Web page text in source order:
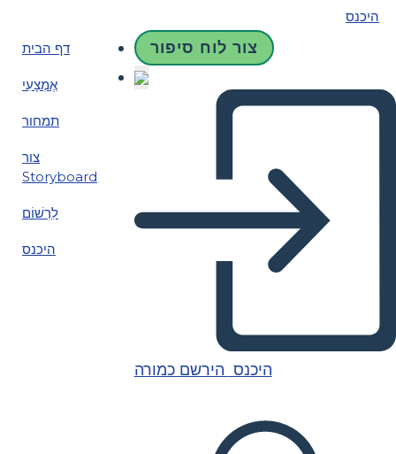
היכנס
דף הבית
אֶמְצָעִי
תמחור
צור
Storyboard
לִרְשׁוֹם
היכנס
צור לוח סיפור
היכנס הירשם כמורה